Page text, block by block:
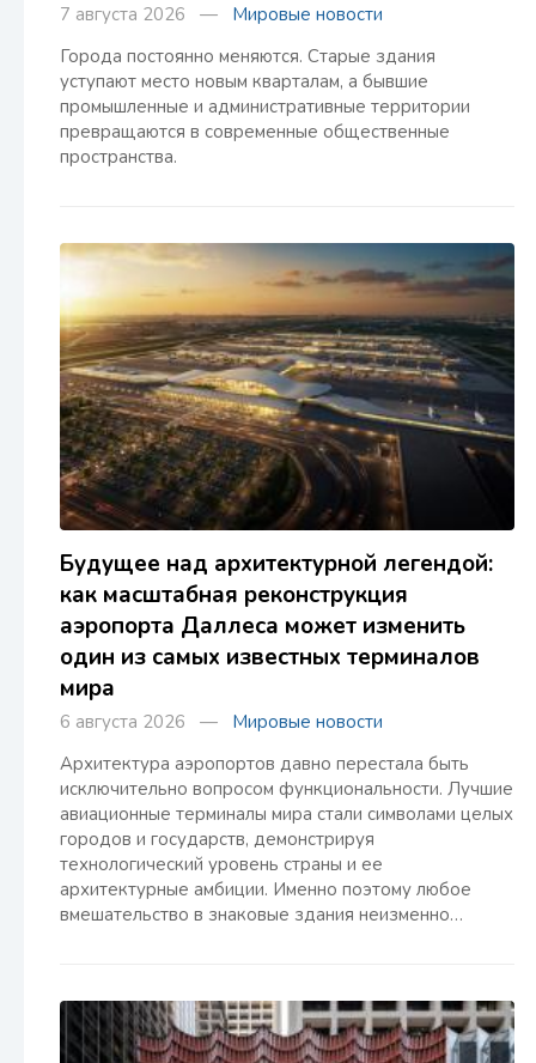
7 августа 2026 — Мировые новости
Города постоянно меняются. Старые здания
уступают место новым кварталам, а бывшие
промышленные и административные территории
превращаются в современные общественные
пространства.
Будущее над архитектурной легендой:
как масштабная реконструкция
аэропорта Даллеса может изменить
один из самых известных терминалов
мира
6 августа 2026 — Мировые новости
Архитектура аэропортов давно перестала быть
исключительно вопросом функциональности. Лучшие
авиационные терминалы мира стали символами целых
городов и государств, демонстрируя
технологический уровень страны и ее
архитектурные амбиции. Именно поэтому любое
вмешательство в знаковые здания неизменно…